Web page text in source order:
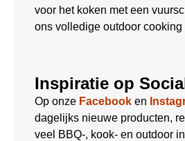
voor het koken met een
ons volledige outdoor cooking
Inspiratie op
Op onze Facebook en
dagelijks nieuwe producten,
veel BBQ-, kook- en outdoor